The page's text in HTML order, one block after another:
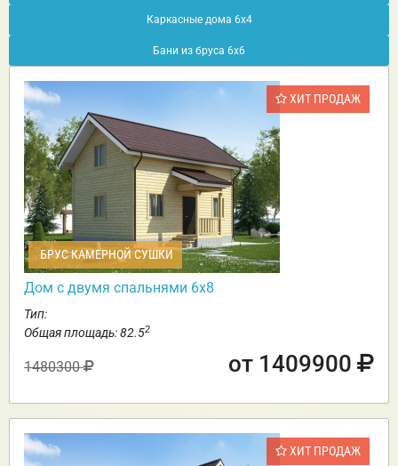
Каркасные дома 6х4
Бани из бруса 6х6
ХИТ ПРОДАЖ
БРУС КАМЕРНОЙ СУШКИ
Дом с двумя спальнями 6х8
Тип:
Общая площадь: 82.52
1480300 от 1409900
ХИТ ПРОДАЖ